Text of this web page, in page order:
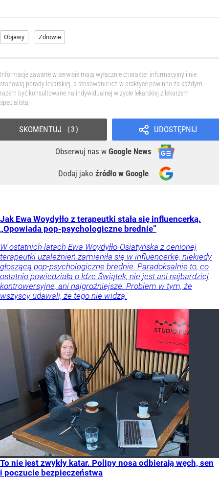
Objawy Zdrowie
Informacje zawarte w serwisie mają wyłącznie charakter informacyjny i nie
stanowią porady lekarskiej, a stosowanie ich w praktyce powinno za każdym
razem być konsultowane na indywidualnej wizycie lekarskiej z lekarzem
specjalistą.
UDOSTĘPNIJ
Obserwuj nas w Google News
Dodaj jako źródło w Google
SKOMENTUJ 3
Jak Ewa Woydyłło z terapeutki stała się influencerką.
„Opowiada pop-psychologiczne brednie”
W ostatnich latach Ewa Woydyłło-Osiatyńska z cenionej
terapeutki uzależnień zamieniła się w influencerkę, niekiedy
głoszącą pop-psychologiczne brednie. Paradoksalnie to, co
ostatnio powiedziała o Idze Świątek, nie jest ani najbardziej
kontrowersyjne, ani najgroźniejsze. Problem w tym, że
wszyscy udawali, że tego nie widzą.
To nie jest zwykły katar. Polipy nosa odbierają węch, sen
i poczucie bezpieczeństwa